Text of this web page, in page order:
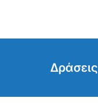
Δράσεις